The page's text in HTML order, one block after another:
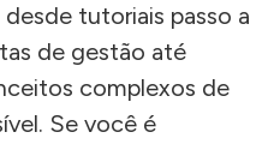
tutoriais passo a
de gestão até
complexos de
Se você é